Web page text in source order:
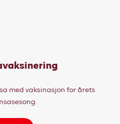
med vaksinasjon for årets